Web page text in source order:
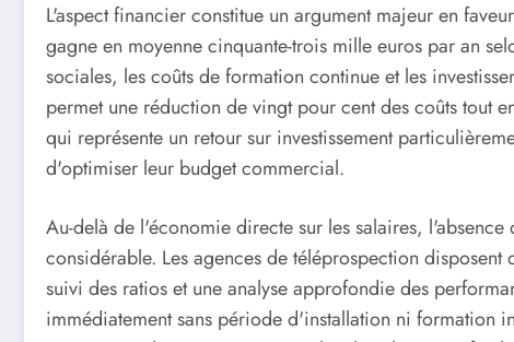
L'aspect financier constitue un argument majeur en
gagne en moyenne cinquante-trois mille euros par an
sociales, les coûts de formation continue et les
permet une réduction de vingt pour cent des coûts tout
qui représente un retour sur investissement
d'optimiser leur budget commercial.
Au-delà de l'économie directe sur les salaires,
considérable. Les agences de téléprospection
suivi des ratios et une analyse approfondie des
immédiatement sans période d'installation ni formation